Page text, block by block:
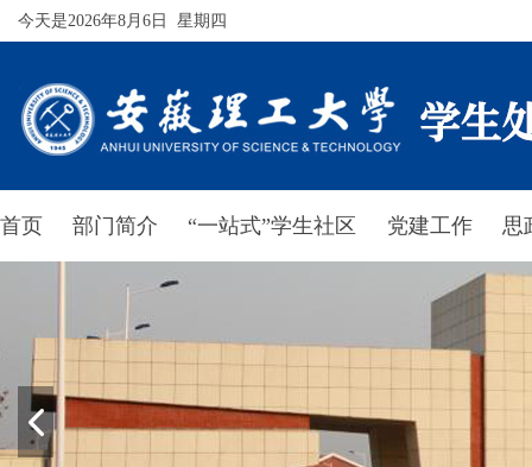
今天是2026年8月6日 星期四
首页 部门简介 “一站式”学生社区 党建工作 思